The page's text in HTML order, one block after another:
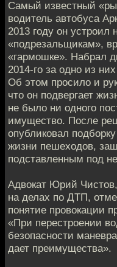
Самый известный
водитель автобуса
2013 году он устроил
«подрезальщикам»,
«гармошке». Набрал
2014-го за одно из
Об этом просило и
что он подвергает
не было ни одного
имущество. После
опубликовал
жизни пешеходов,
подставленным под
Адвокат Юрий
на делах по ДТП,
понятие провокации
«При перестроении
безопасности
дает преимущества».